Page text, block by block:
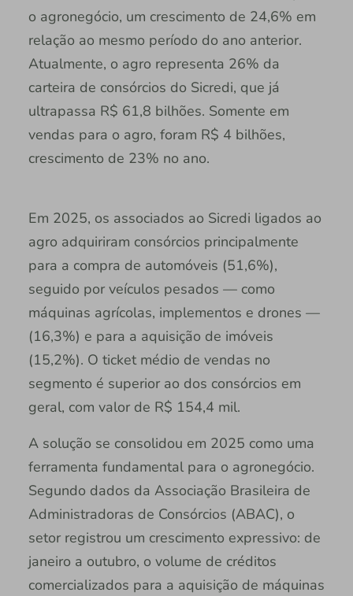
o agronegócio, um crescimento de 24,6% em
relação ao mesmo período do ano anterior.
Atualmente, o agro representa 26% da
carteira de consórcios do Sicredi, que já
ultrapassa R$ 61,8 bilhões. Somente em
vendas para o agro, foram R$ 4 bilhões,
crescimento de 23% no ano.
Em 2025, os associados ao Sicredi ligados ao
agro adquiriram consórcios principalmente
para a compra de automóveis (51,6%),
seguido por veículos pesados — como
máquinas agrícolas, implementos e drones —
(16,3%) e para a aquisição de imóveis
(15,2%). O ticket médio de vendas no
segmento é superior ao dos consórcios em
geral, com valor de R$ 154,4 mil.
A solução se consolidou em 2025 como uma
ferramenta fundamental para o agronegócio.
Segundo dados da Associação Brasileira de
Administradoras de Consórcios (ABAC), o
setor registrou um crescimento expressivo: de
janeiro a outubro, o volume de créditos
comercializados para a aquisição de máquinas